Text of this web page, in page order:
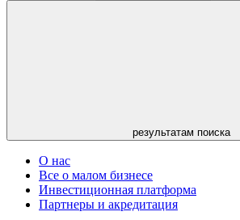
результатам поиска
О нас
Все о малом бизнесе
Инвестиционная платформа
Партнеры и акредитация